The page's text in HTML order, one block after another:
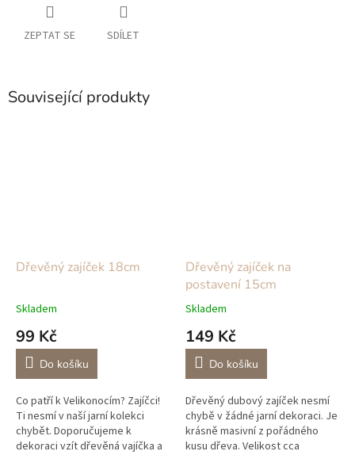
ZEPTAT SE SDÍLET
Související produkty
Dřevěný zajíček 18cm
Skladem
99 Kč
Do košíku
Co patří k Velikonocím? Zajíčci!
Ti nesmí v naší jarní kolekci
chybět. Doporučujeme k
dekoraci vzít dřevěná vajíčka a
Dřevěný zajíček na
postavení 15cm
Skladem
149 Kč
Do košíku
Dřevěný dubový zajíček nesmí
chybě v žádné jarní dekoraci. Je
krásně masivní z pořádného
kusu dřeva. Velikost cca